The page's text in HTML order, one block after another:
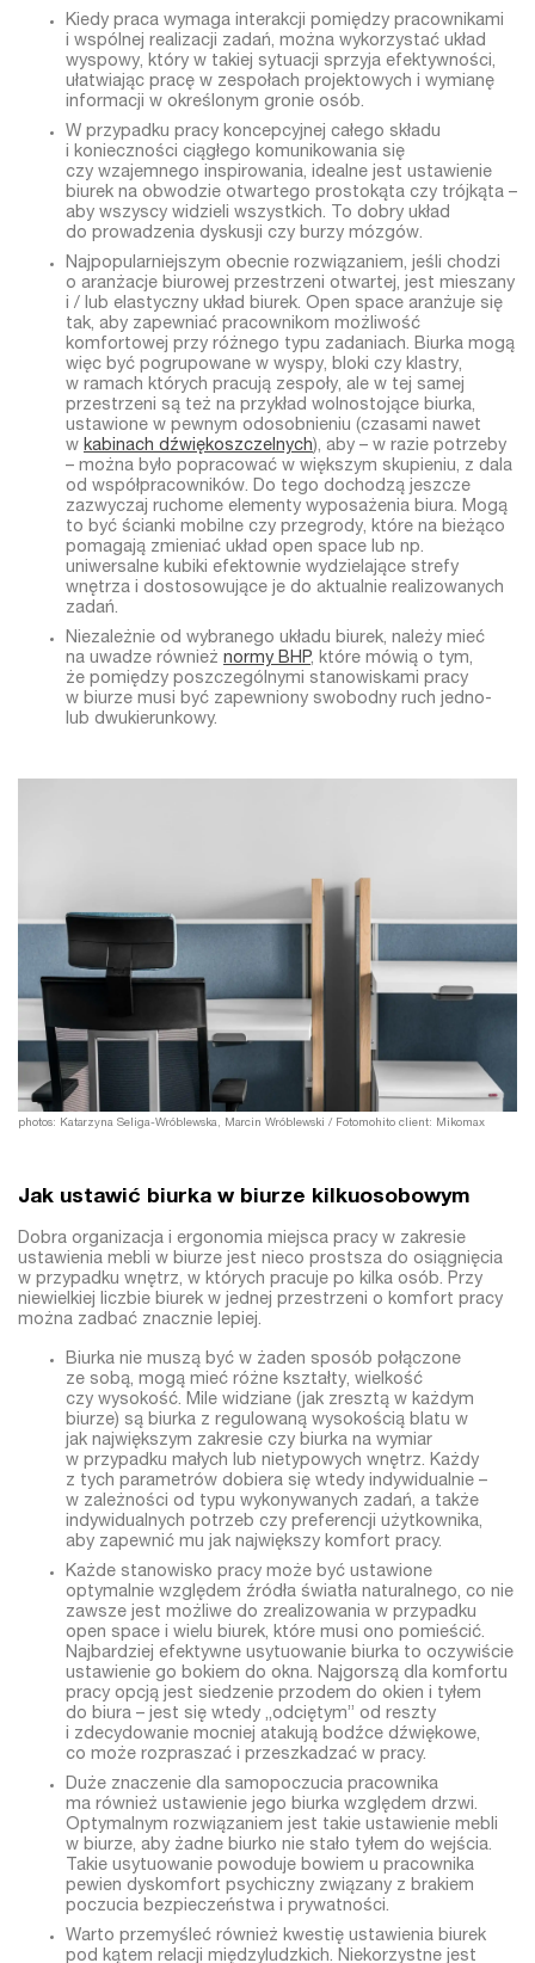
Kiedy praca wymaga interakcji pomiędzy pracownikami
i wspólnej realizacji zadań, można wykorzystać układ
wyspowy, który w takiej sytuacji sprzyja efektywności,
ułatwiając pracę w zespołach projektowych i wymianę
informacji w określonym gronie osób.
W przypadku pracy koncepcyjnej całego składu
i konieczności ciągłego komunikowania się
czy wzajemnego inspirowania, idealne jest ustawienie
biurek na obwodzie otwartego prostokąta czy trójkąta –
aby wszyscy widzieli wszystkich. To dobry układ
do prowadzenia dyskusji czy burzy mózgów.
Najpopularniejszym obecnie rozwiązaniem, jeśli chodzi
o aranżacje biurowej przestrzeni otwartej, jest mieszany
i / lub elastyczny układ biurek. Open space aranżuje się
tak, aby zapewniać pracownikom możliwość
komfortowej przy różnego typu zadaniach. Biurka mogą
więc być pogrupowane w wyspy, bloki czy klastry,
w ramach których pracują zespoły, ale w tej samej
przestrzeni są też na przykład wolnostojące biurka,
ustawione w pewnym odosobnieniu (czasami nawet
w kabinach dźwiękoszczelnych), aby – w razie potrzeby
– można było popracować w większym skupieniu, z dala
od współpracowników. Do tego dochodzą jeszcze
zazwyczaj ruchome elementy wyposażenia biura. Mogą
to być ścianki mobilne czy przegrody, które na bieżąco
pomagają zmieniać układ open space lub np.
uniwersalne kubiki efektownie wydzielające strefy
wnętrza i dostosowujące je do aktualnie realizowanych
zadań.
Niezależnie od wybranego układu biurek, należy mieć
na uwadze również normy BHP, które mówią o tym,
że pomiędzy poszczególnymi stanowiskami pracy
w biurze musi być zapewniony swobodny ruch jedno-
lub dwukierunkowy.
photos: Katarzyna Seliga-Wróblewska, Marcin Wróblewski / Fotomohito client: Mikomax
Jak ustawić biurka w biurze kilkuosobowym
Dobra organizacja i ergonomia miejsca pracy w zakresie
ustawienia mebli w biurze jest nieco prostsza do osiągnięcia
w przypadku wnętrz, w których pracuje po kilka osób. Przy
niewielkiej liczbie biurek w jednej przestrzeni o komfort pracy
można zadbać znacznie lepiej.
Biurka nie muszą być w żaden sposób połączone
ze sobą, mogą mieć różne kształty, wielkość
czy wysokość. Mile widziane (jak zresztą w każdym
biurze) są biurka z regulowaną wysokością blatu w
jak największym zakresie czy biurka na wymiar
w przypadku małych lub nietypowych wnętrz. Każdy
z tych parametrów dobiera się wtedy indywidualnie –
w zależności od typu wykonywanych zadań, a także
indywidualnych potrzeb czy preferencji użytkownika,
aby zapewnić mu jak największy komfort pracy.
Każde stanowisko pracy może być ustawione
optymalnie względem źródła światła naturalnego, co nie
zawsze jest możliwe do zrealizowania w przypadku
open space i wielu biurek, które musi ono pomieścić.
Najbardziej efektywne usytuowanie biurka to oczywiście
ustawienie go bokiem do okna. Najgorszą dla komfortu
pracy opcją jest siedzenie przodem do okien i tyłem
do biura – jest się wtedy „odciętym” od reszty
i zdecydowanie mocniej atakują bodźce dźwiękowe,
co może rozpraszać i przeszkadzać w pracy.
Duże znaczenie dla samopoczucia pracownika
ma również ustawienie jego biurka względem drzwi.
Optymalnym rozwiązaniem jest takie ustawienie mebli
w biurze, aby żadne biurko nie stało tyłem do wejścia.
Takie usytuowanie powoduje bowiem u pracownika
pewien dyskomfort psychiczny związany z brakiem
poczucia bezpieczeństwa i prywatności.
Warto przemyśleć również kwestię ustawienia biurek
pod kątem relacji międzyludzkich. Niekorzystne jest